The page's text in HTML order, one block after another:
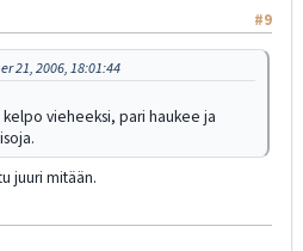
#9
21, 2006, 18:01:44
vieheeksi, pari haukee ja
juuri mitään.